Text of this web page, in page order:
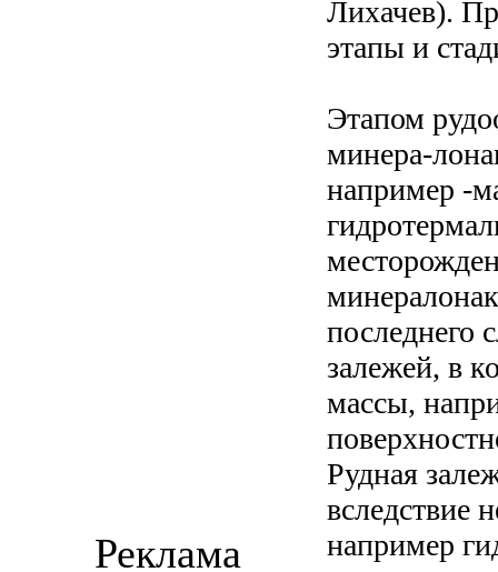
Лихачев).
этапы и
Этапом
минера-
например -
последнего
залежей, в
массы,
Рудная
вследствие
например
Реклама